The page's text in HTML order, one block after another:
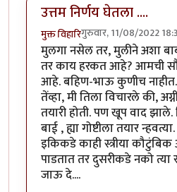
उत्तम निर्णय घेतला ....
मुक्त विहारिगुरुवार, 11/08/2022
मुलगा नसेल तर, मुलीने अशा
तर काय हरकत आहे? आमची
आहे. बहिण-भाऊ कुणीच
तेंव्हा, मी तिला विचारले की,
तयारी होती. पण खूप वाद
बाई , ह्या गोष्टीला तयार
इकिकडे काही स्त्रीया कौटुंबिक
पाडतात तर दुसरीकडे नको त्या
जाऊ दे....